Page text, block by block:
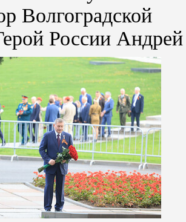
Волгоградской
России